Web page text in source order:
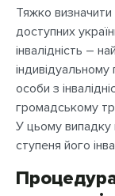
Тяжко визначити
доступних
інвалідність –
особи з
громадському
У цьому випадку
ступеня його